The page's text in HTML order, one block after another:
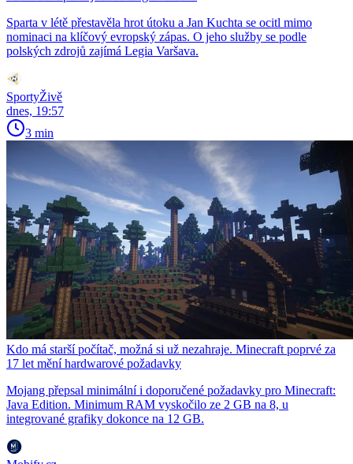
Sparta v létě přestavěla hrot útoku a Jan Kuchta se ocitl mimo
nominaci na klíčový evropský zápas. O jeho služby se podle
polských zdrojů zajímá Legia Varšava.
SportyŽivě
dnes, 19:57
3 min
Kdo má starší počítač, možná si už nezahraje. Minecraft poprvé za
17 let mění hardwarové požadavky
Mojang přepsal minimální i doporučené požadavky pro Minecraft:
Java Edition. Minimum RAM vyskočilo ze 2 GB na 8, u
integrované grafiky dokonce na 12 GB.